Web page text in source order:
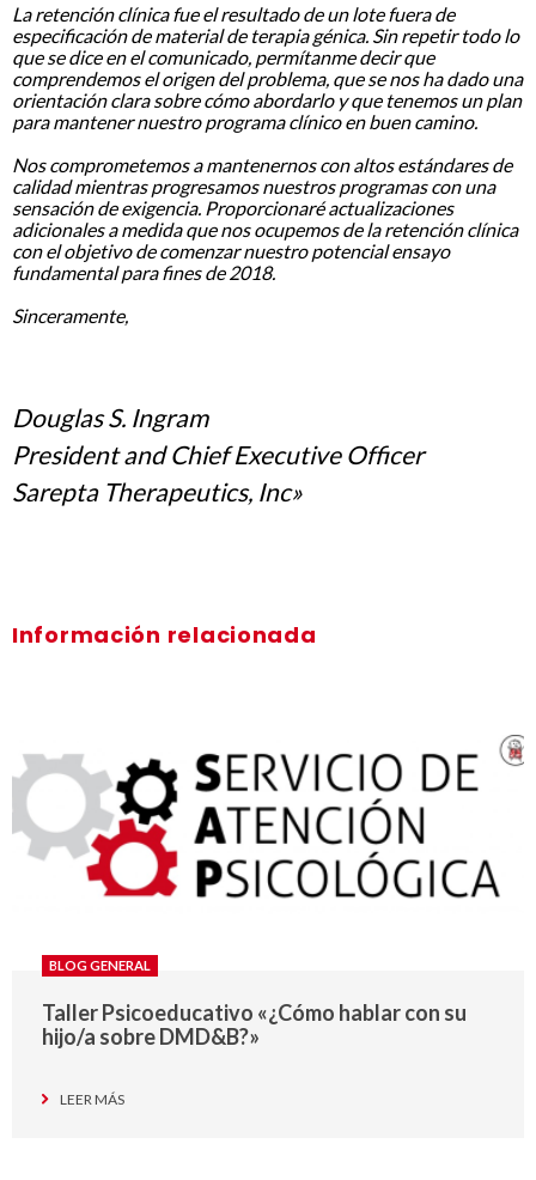
La retención clínica fue el resultado de un lote fuera de
especificación de material de terapia génica. Sin repetir todo lo
que se dice en el comunicado, permítanme decir que
comprendemos el origen del problema, que se nos ha dado una
orientación clara sobre cómo abordarlo y que tenemos un plan
para mantener nuestro programa clínico en buen camino.
Nos comprometemos a mantenernos con altos estándares de
calidad mientras progresamos nuestros programas con una
sensación de exigencia. Proporcionaré actualizaciones
adicionales a medida que nos ocupemos de la retención clínica
con el objetivo de comenzar nuestro potencial ensayo
fundamental para fines de 2018.
Sinceramente,
Douglas S. Ingram
President and Chief Executive Officer
Sarepta Therapeutics, Inc»
Información relacionada
BLOG GENERAL
Taller Psicoeducativo «¿Cómo hablar con su
hijo/a sobre DMD&B?»
LEER MÁS